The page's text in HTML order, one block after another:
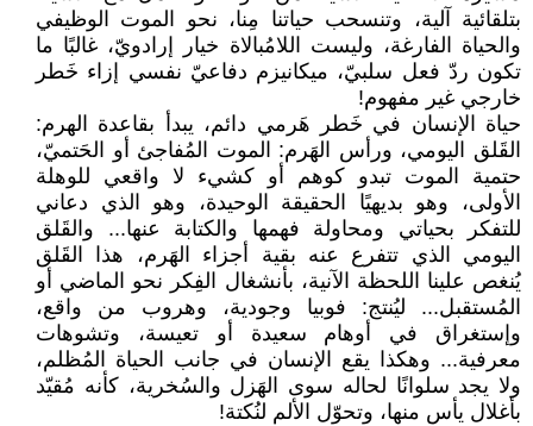
بتلقائية آلية، وتنسحب حياتنا مِنا، نحو الموت الوظيفي
والحياة الفارغة، وليست اللامُبالاة خيار إرادويّ، غالبًا ما
تكون ردّ فعل سلبيّ، ميكانيزم دفاعيّ نفسي إزاء خَطر
خارجي غير مفهوم!
حياة الإنسان في خَطر هَرمي دائم، يبدأ بقاعدة الهرم:
القَلق اليومي، ورأس الهَرم: الموت المُفاجئ أو الحَتميّ،
حتمية الموت تبدو كوهم أو كشيء لا واقعي للوهلة
الأولى، وهو بديهيًا الحقيقة الوحيدة، وهو الذي دعاني
للتفكر بحياتي ومحاولة فهمها والكتابة عنها... والقَلق
اليومي الذي تتفرع عنه بقية أجزاء الهَرم، هذا القَلق
يُنغص علينا اللحظة الآنية، بأنشغال الفِكر نحو الماضي أو
المُستقبل... ليُنتج: فوبيا وجودية، وهروب من واقع،
وإستغراق في أوهام سعيدة أو تعيسة، وتشوهات
معرفية... وهكذا يقع الإنسان في جانب الحياة المُظلم،
ولا يجد سلوانًا لحاله سوى الهَزل والسُخرية، كأنه مُقيّد
بأغلال يأس منها، وتحوّل الألم لنُكتة!